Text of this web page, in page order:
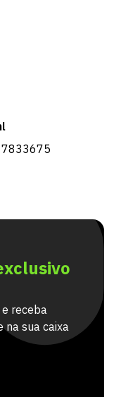
receba
na sua caixa